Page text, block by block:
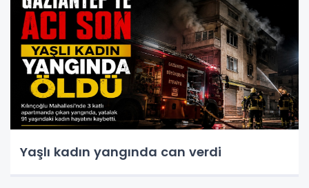
Yaşlı kadın yangında can verdi